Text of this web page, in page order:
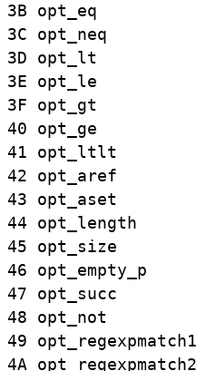
3B opt_ eq
3C opt_ neq
3D opt_ lt
3E opt_ le
3F opt_ gt
40 opt_ ge
41 opt_ ltlt
42 opt_ aref
43 opt_ aset
44 opt_ length
45 opt_ size
46 opt_ empty_ p
47 opt_ succ
48 opt_ not
49 opt_
regexpmatch1
4A opt_ regexpmatch2